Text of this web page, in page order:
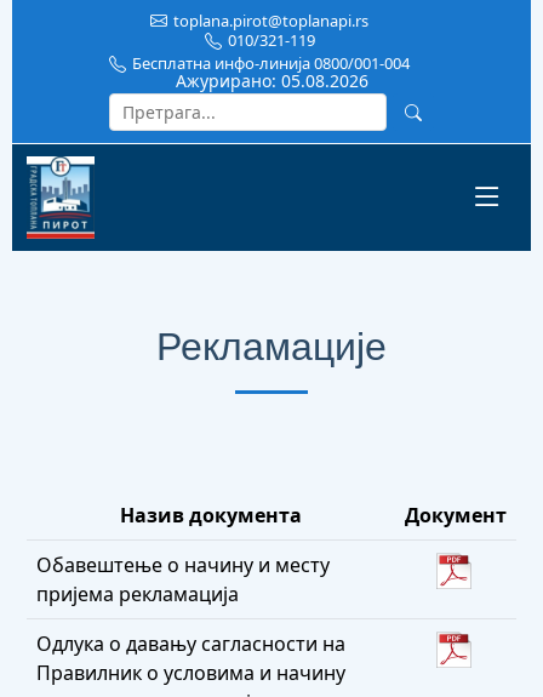
toplana.pirot@toplanapi.rs
010/321-119
Бесплатна инфо-линија 0800/001-004
Ажурирано: 05.08.2026
Рекламације
Назив документа
Документ
Обавештење о начину и месту
пријема рекламација
Одлука о давању сагласности на
Правилник о условима и начину